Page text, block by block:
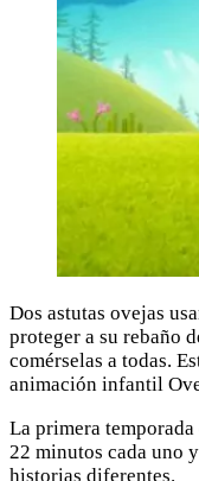
Dos astutas ovejas
proteger a su rebaño
comérselas a todas.
animación infantil
La primera
22 minutos cada uno
historias diferentes.